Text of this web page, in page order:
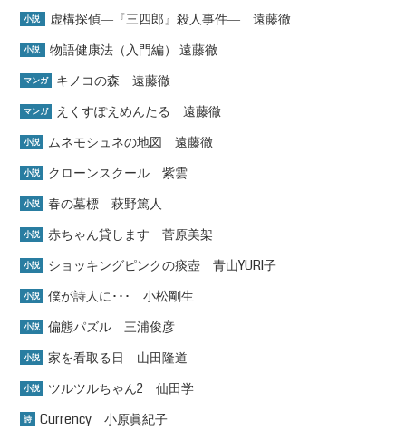
小説 虚構探偵―『三四郎』殺人事件― 遠藤徹
小説 物語健康法（入門編） 遠藤徹
マンガ キノコの森 遠藤徹
マンガ えくすぽえめんたる 遠藤徹
小説 ムネモシュネの地図 遠藤徹
小説 クローンスクール 紫雲
小説 春の墓標 萩野篤人
小説 赤ちゃん貸します 菅原美架
小説 ショッキングピンクの痰壺 青山YURI子
小説 僕が詩人に･･･ 小松剛生
小説 偏態パズル 三浦俊彦
小説 家を看取る日 山田隆道
小説 ツルツルちゃん2 仙田学
詩 Currency 小原眞紀子